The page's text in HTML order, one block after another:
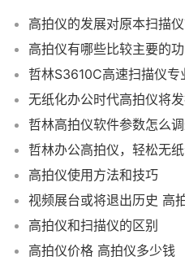
高拍仪的发展对原本扫描
高拍仪有哪些比较主要的功
无纸化办公时代高拍仪将
哲林办公高拍仪，轻松无
高拍仪使用方法和技巧
视频展台或将退出历史 高
高拍仪和扫描仪的区别
高拍仪价格 高拍仪多少钱